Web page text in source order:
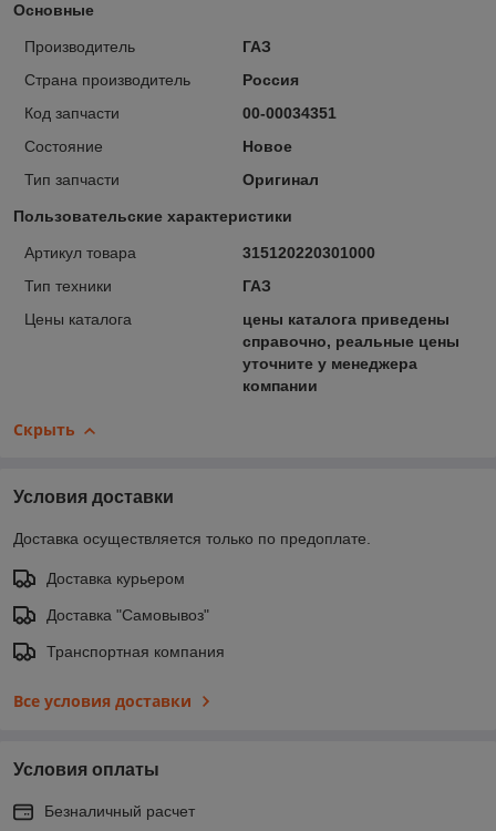
Основные
Производитель
ГАЗ
Страна производитель
Россия
Код запчасти
00-00034351
Состояние
Новое
Тип запчасти
Оригинал
Пользовательские характеристики
Артикул товара
315120220301000
Тип техники
ГАЗ
Цены каталога
цены каталога приведены
справочно, реальные цены
уточните у менеджера
компании
Скрыть
Условия доставки
Доставка осуществляется только по предоплате.
Доставка курьером
Доставка "Самовывоз"
Транспортная компания
Все условия доставки
Условия оплаты
Безналичный расчет